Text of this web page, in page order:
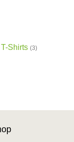
T-Shirts (3)